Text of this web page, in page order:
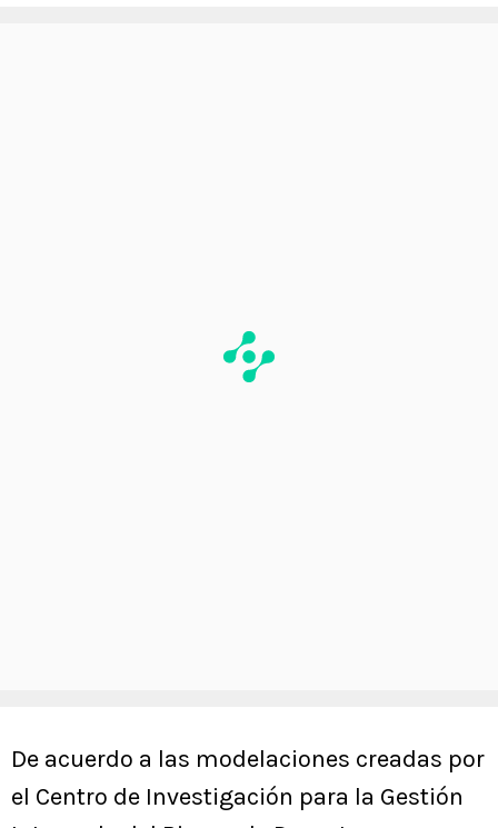
De acuerdo a las modelaciones creadas por
el Centro de Investigación para la Gestión